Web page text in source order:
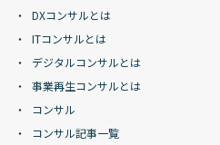
DXコンサルとは
ITコンサルとは
デジタルコンサルとは
事業再生コンサルとは
コンサル
コンサル記事一覧